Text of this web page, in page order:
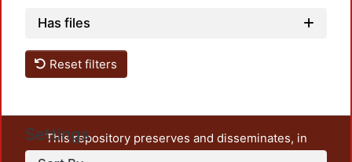
Has files
Reset filters
Settings
This repository preserves and disseminates, in
unrestricted open access, the teaching and research